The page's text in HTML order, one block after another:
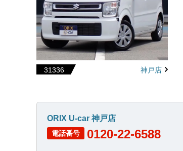
31336 神戸店
ORIX U-car 神戸店
電話番号 0120-22-6588